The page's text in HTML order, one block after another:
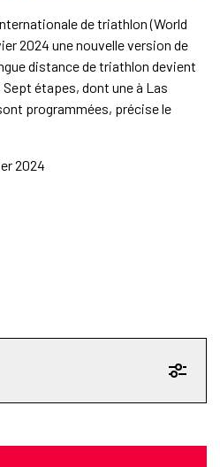
de triathlon (World
2024 une nouvelle version de
distance de triathlon devient
Sept étapes, dont une à Las
programmées, précise le
2024